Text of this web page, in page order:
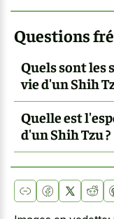
Questions
Quels sont les
vie d'un Shih
Quelle est
d'un Shih Tzu ?